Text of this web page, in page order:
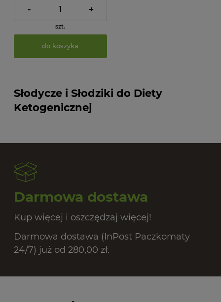
- +
szt.
do koszyka
Słodycze i Słodziki do Diety
Ketogenicznej
Darmowa dostawa
Kup więcej i oszczędzaj więcej!
Darmowa dostawa (InPost Paczkomaty
24/7) już od 280,00 zł.